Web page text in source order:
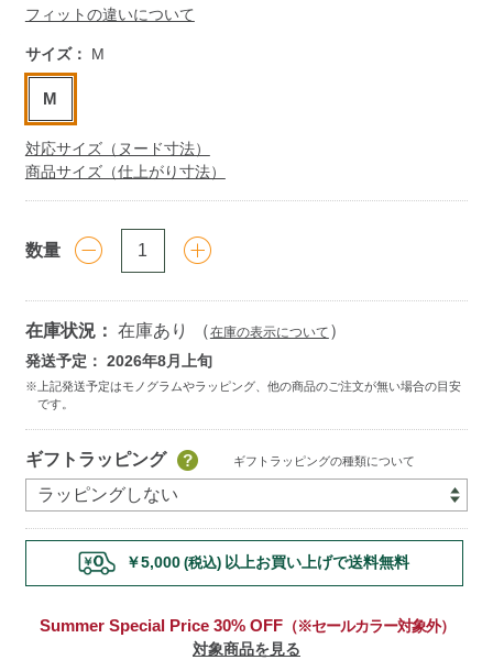
フィットの違いについて
サイズ： M
M
対応サイズ（ヌード寸法）
商品サイズ（仕上がり寸法）
数量
在庫状況： 在庫あり （在庫の表示について ）
発送予定： 2026年8月上旬
to
cart
ギフトラッピング ギフトラッピングの種類について
￥5,000 (税込) 以上お買い上げで送料無料
Summer Special Price 30% OFF（※セールカラー対象外）
対象商品を見る